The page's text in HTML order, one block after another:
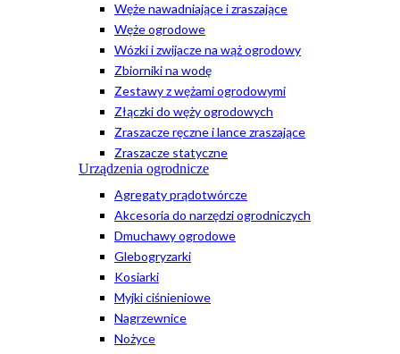
Węże nawadniające i zraszające
Węże ogrodowe
Wózki i zwijacze na wąż ogrodowy
Zbiorniki na wodę
Zestawy z wężami ogrodowymi
Złączki do węży ogrodowych
Zraszacze ręczne i lance zraszające
Zraszacze statyczne
Urządzenia ogrodnicze
Agregaty prądotwórcze
Akcesoria do narzędzi ogrodniczych
Dmuchawy ogrodowe
Glebogryzarki
Kosiarki
Myjki ciśnieniowe
Nagrzewnice
Nożyce